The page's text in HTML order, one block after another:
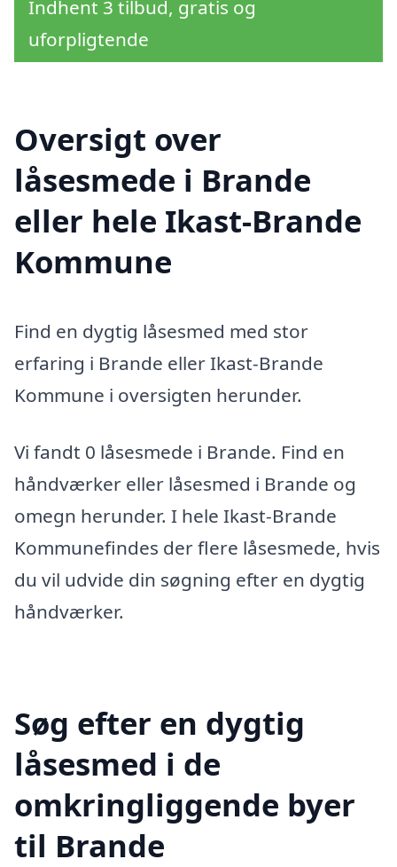
Indhent 3 tilbud, gratis og
uforpligtende
Oversigt over
låsesmede i Brande
eller hele Ikast-Brande
Kommune
Find en dygtig låsesmed med stor
erfaring i Brande eller Ikast-Brande
Kommune i oversigten herunder.
Vi fandt 0 låsesmede i Brande. Find en
håndværker eller låsesmed i Brande og
omegn herunder. I hele Ikast-Brande
Kommunefindes der flere låsesmede, hvis
du vil udvide din søgning efter en dygtig
håndværker.
Søg efter en dygtig
låsesmed i de
omkringliggende byer
til Brande